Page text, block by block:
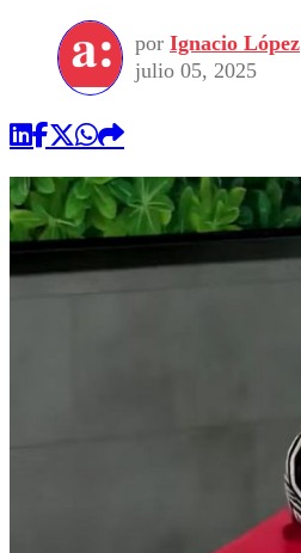
por Ignacio López
julio 05, 2025